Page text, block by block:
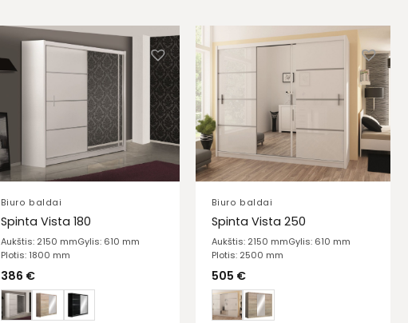
Biuro baldai
Spinta Vista 180
Aukštis: 2150 mmGylis: 610 mm
Plotis: 1800 mm
386 €
Biuro baldai
Spinta Vista 250
Aukštis: 2150 mmGylis: 610 mm
Plotis: 2500 mm
505 €